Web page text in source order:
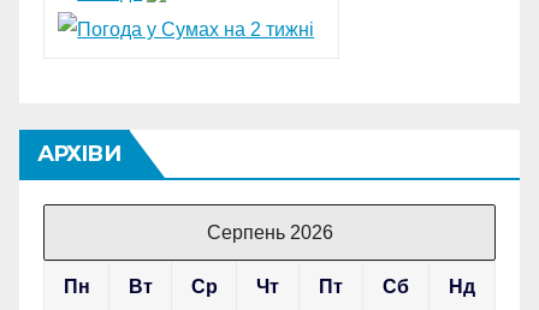
АРХІВИ
Серпень 2026
Пн Вт Ср Чт Пт Сб Нд